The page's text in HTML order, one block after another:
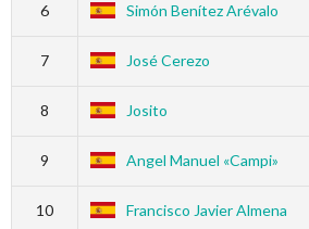
6 Simón Benítez Arévalo
7 José Cerezo
8 Josito
9 Angel Manuel «Campi»
10
Francisco Javier Almena